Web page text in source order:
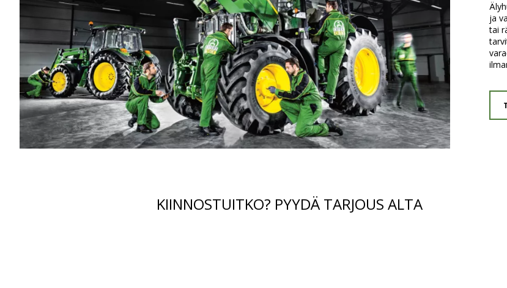
ja
tai
KIINNOSTUITKO? PYYDÄ TARJOUS ALTA